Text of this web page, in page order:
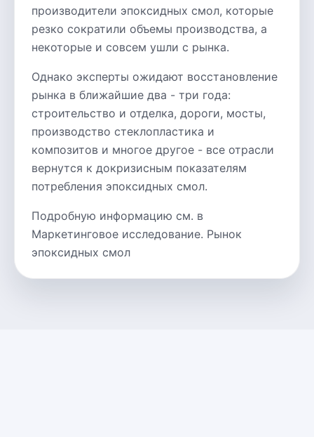
производители эпоксидных смол, которые
резко сократили объемы производства, а
некоторые и совсем ушли с рынка.
Однако эксперты ожидают восстановление
рынка в ближайшие два - три года:
строительство и отделка, дороги, мосты,
производство стеклопластика и
композитов и многое другое - все отрасли
вернутся к докризисным показателям
потребления эпоксидных смол.
Подробную информацию см. в
Маркетинговое исследование. Рынок
эпоксидных смол